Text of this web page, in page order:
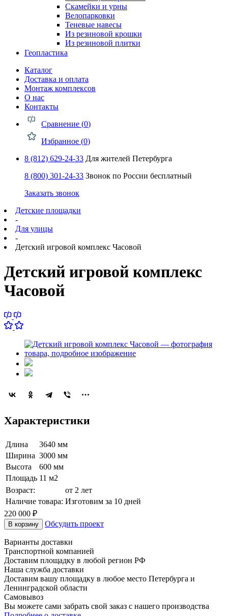
Скамейки и урны
Велопарковки
Теневые навесы
Из резиновой крошки
Из резиновой плитки
Геопластика
Каталог
Доставка и оплата
Монтаж комплексов
О нас
Контакты
Сравнение (0)
Избранное (0)
8 (812) 629-24-33 Для жителей Петербурга
8 (800) 301-24-33 Звонок по России бесплатный
Заказать звонок
Детские площадки
-
Для улицы
-
Детский игровой комплекс Часовой
Детский игровой комплекс
Часовой
Характеристики
Длина
3640 мм
Ширина 3000 мм
Высота
600 мм
Площадь 11 м2
Возраст:
от 2 лет
Наличие товара: Изготовим за 10 дней
220 000 ₽
В корзину Обсудить проект
Варианты доставки
Транспортной компанией
Доставим площадку в любой регион РФ
Наша служба доставки
Доставим вашу площадку в любое место Петербурга и
Ленинградской области
Самовывоз
Вы можете сами забрать свой заказ с нашего производства